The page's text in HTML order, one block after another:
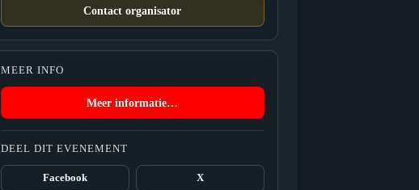
Contact organisator
MEER INFO
Meer informatie…
DEEL DIT EVENEMENT
Facebook X